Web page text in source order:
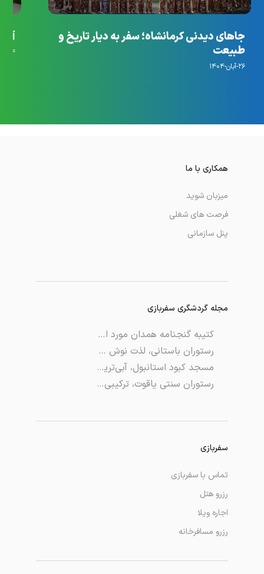
جاهای دیدنی کرمانشاه؛ سفر به دیار تاریخ و
طبیعت
۲۶-آبان-۱۴۰۴
۱۴-مهر-۱۴۰۴
سفربازی
تماس با سفربازی
رزرو هتل
اجاره ویلا
رزرو مسافرخانه
مجله گردشگری سفربازی
کتیبه گنجنامه همدان مورد اصابت نارنجک قرار گرفت
رستوران باستانی، لذت نوش جان کردن غذا در قصر مدرن صفوی!
مسجد کبود استانبول، آبی‌ترین مسجدی که تو زندگی می‌تونید ببینید
رستوران سنتی یاقوت، ترکیبی بی نظیر از فضا و غذا
همکاری با ما
میزبان شوید
فرصت های شغلی
پنل سازمانی